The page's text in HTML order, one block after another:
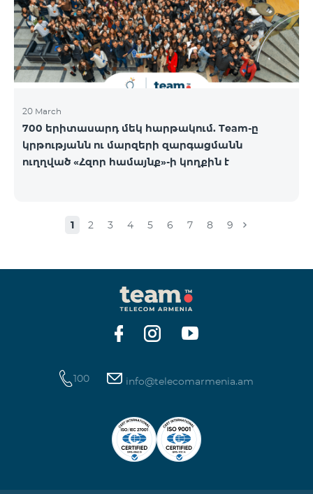
20 March
700 երիտասարդ մեկ հարթակում. Team-ը
կրթությանն ու մարզերի զարգացմանն
ուղղված «Հզոր համայնք»-ի կողքին է
1 2 3 4 5 6 7 8 9
100 info@telecomarmenia.am